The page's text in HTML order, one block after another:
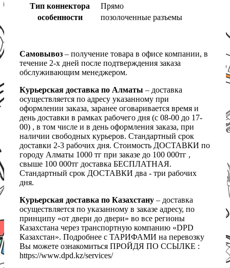
Тип коннектора
Прямо
особенности
позолоченные разъемы
Самовывоз – получение товара в офисе компании, в
течение 2-х дней после подтверждения заказа
обслуживающим менеджером.
Курьерская доставка по Алматы – доставка
осуществляется по адресу указанному при
оформлении заказа, заранее оговаривается время и
день доставки в рамках рабочего дня (с 08-00 до 17-
00) , в том числе и в день оформления заказа, при
наличии свободных курьеров. Стандартный срок
доставки 2-3 рабочих дня. Стоимость ДОСТАВКИ по
городу Алматы 1000 тг при заказе до 100 000тг ,
свыше 100 000тг доставка БЕСПЛАТНАЯ.
Стандартный срок ДОСТАВКИ два - три рабочих
дня.
Курьерская доставка по Казахстану – доставка
осуществляется по указанному в заказе адресу, по
принципу «от двери до двери» во все регионы
Казахстана через транспортную компанию «DPD
Казахстан». Подробнее с ТАРИФАМИ на перевозку
Вы можете ознакомиться ПРОЙДЯ ПО ССЫЛКЕ :
https://www.dpd.kz/services/